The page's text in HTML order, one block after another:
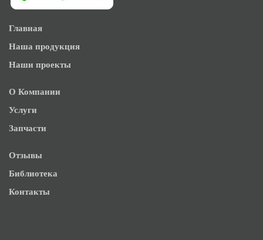
Главная
Наша продукция
Наши проекты
О Компании
Услуги
Запчасти
Отзывы
Библиотека
Контакты